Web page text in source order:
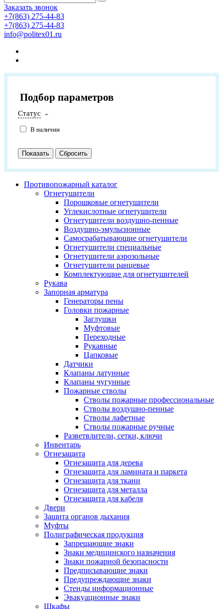
Заказать звонок
+7(863) 275-44-83
+7(863) 275-44-83
info@politex01.ru
Подбор параметров
Статус
В наличии
Противопожарный каталог
Огнетушители
Порошковые огнетушители
Углекислотные огнетушители
Огнетушители воздушно-пенные
Воздушно-эмульсионные
Самосрабатывающие огнетушители
Огнетушители специальные
Огнетушители аэрозольные
Огнетушители ранцевые
Комплектующие для огнетушителей
Рукава
Запорная арматура
Генераторы пены
Головки пожарные
Заглушки
Муфтовые
Переходные
Рукавные
Цапковые
Датчики
Клапаны латунные
Клапаны чугунные
Пожарные стволы
Стволы пожарные профессиональные
Стволы воздушно-пенные
Стволы лафетные
Стволы пожарные ручные
Разветвлители, сетки, ключи
Инвентарь
Огнезащита
Огнезащита для дерева
Огнезащита для ламината и паркета
Огнезащита для ткани
Огнезащита для металла
Огнезащита для кабеля
Двери
Защита органов дыхания
Муфты
Полиграфическая продукция
Запрещающие знаки
Знаки медицинского назначения
Знаки пожарной безопасности
Предписывающие знаки
Предупреждающие знаки
Стенды информационные
Эвакуационные знаки
Шкафы